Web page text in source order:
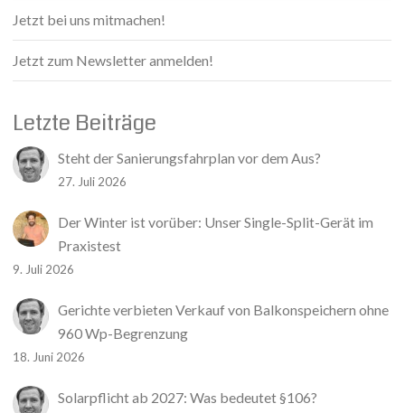
Jetzt bei uns mitmachen!
Jetzt zum Newsletter anmelden!
Letzte Beiträge
Steht der Sanierungsfahrplan vor dem Aus?
27. Juli 2026
Der Winter ist vorüber: Unser Single-Split-Gerät im
Praxistest
9. Juli 2026
Gerichte verbieten Verkauf von Balkonspeichern ohne
960 Wp-Begrenzung
18. Juni 2026
Solarpflicht ab 2027: Was bedeutet §106?